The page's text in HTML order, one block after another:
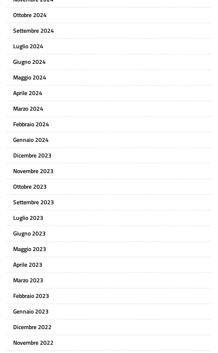
Ottobre 2024
Settembre 2024
Luglio 2024
Giugno 2024
Maggio 2024
Aprile 2024
Marzo 2024
Febbraio 2024
Gennaio 2024
Dicembre 2023
Novembre 2023
Ottobre 2023
Settembre 2023
Luglio 2023
Giugno 2023
Maggio 2023
Aprile 2023
Marzo 2023
Febbraio 2023
Gennaio 2023
Dicembre 2022
Novembre 2022